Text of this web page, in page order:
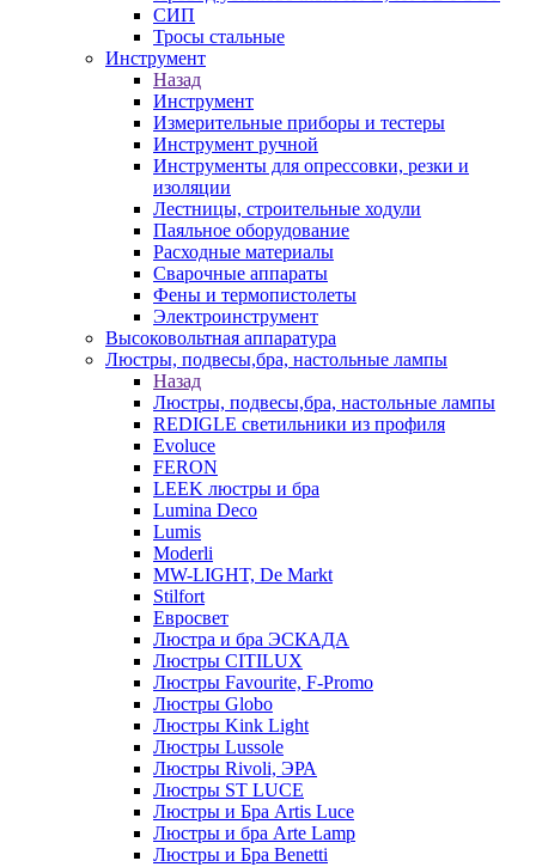
СИП
Тросы стальные
Инструмент
Назад
Инструмент
Измерительные приборы и тестеры
Инструмент ручной
Инструменты для опрессовки, резки и
изоляции
Лестницы, строительные ходули
Паяльное оборудование
Расходные материалы
Сварочные аппараты
Фены и термопистолеты
Электроинструмент
Высоковольтная аппаратура
Люстры, подвесы,бра, настольные лампы
Назад
Люстры, подвесы,бра, настольные лампы
REDIGLE светильники из профиля
Evoluce
FERON
LEEK люстры и бра
Lumina Deco
Lumis
Moderli
MW-LIGHT, De Markt
Stilfort
Евросвет
Люстра и бра ЭСКАДА
Люстры CITILUX
Люстры Favourite, F-Promo
Люстры Globo
Люстры Kink Light
Люстры Lussole
Люстры Rivoli, ЭРА
Люстры ST LUCE
Люстры и Бра Artis Luce
Люстры и бра Arte Lamp
Люстры и Бра Benetti